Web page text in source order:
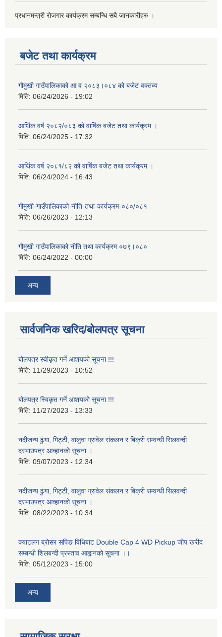
प्रधानमन्त्री रोजगार कार्यक्रम सम्बन्धि सबै जानकारीहरु ।
बजेट तथा कार्यक्रम
गौमुखी गाउँपालिकाको आ व २०८३।०८४ को बजेट वक्तव्य
मिति: 06/24/2026 - 19:02
आर्थिक वर्ष २०८२/०८३ को वार्षिक बजेट तथा कार्यक्रम ।
मिति: 06/24/2025 - 17:32
आर्थिक वर्ष २०८१/८२ को वार्षिक बजेट तथा कार्यक्रम ।
मिति: 06/24/2024 - 16:43
गौमुखी-गाउँपालिकाको-नीति-तथा-कार्यक्रम-०८०/०८१
मिति: 06/26/2023 - 12:13
गौमुखी गाउँपालिकाको नीति तथा कार्यक्रम ०७९।०८०
मिति: 06/24/2022 - 00:00
अन्य
सार्वजनिक खरिद/बोलपत्र सूचना
बोलपत्र स्वीकृत गर्ने आशयको सूचना !!!
मिति: 11/29/2023 - 10:52
बोलपत्र स्विकृत गर्ने आशयको सूचना !!!
मिति: 11/27/2023 - 13:33
नदीजन्य ढुंगा, गिट्टी, वालुवा ग्रावेल संकलन र बिक्री सम्वन्धी सिलवन्दी
दरभाउपत्र आव्हानको सूचना ।
मिति: 09/07/2023 - 12:34
नदीजन्य ढुंगा, गिट्टी, वालुवा ग्रावेल संकलन र बिक्री सम्वन्धी सिलवन्दी
दरभाउपत्र आव्हानको सूचना ।
मिति: 08/22/2023 - 10:34
क्याटलग ब्रोसर सपिङ विधिबाट Double Cap 4 WD Pickup जीप खरीद
सम्बन्धी शिलबन्दी प्रस्ताव आह्वानको सूचना ।।
मिति: 05/12/2023 - 15:00
अन्य